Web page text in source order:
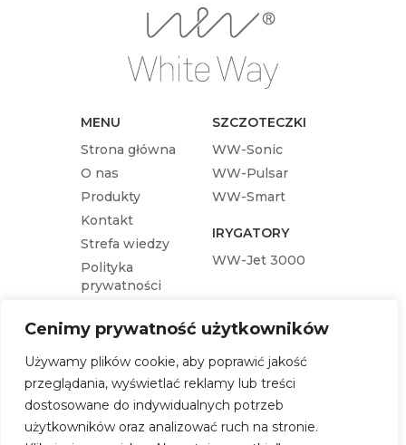
Cenimy prywatność użytkowników
Używamy plików cookie, aby poprawić jakość
przeglądania, wyświetlać reklamy lub treści
dostosowane do indywidualnych potrzeb
użytkowników oraz analizować ruch na stronie.
MENU
Strona główna
O nas
Produkty
Kontakt
Strefa wiedzy
Polityka
prywatności
SZCZOTECZKI
WW-Sonic
WW-Pulsar
WW-Smart
IRYGATORY
WW-Jet 3000
KOŃCÓWKI
Końcówka wymienna WW-Sonic
Końcówka wymienna WW-Jet 3000
Końcówka wymienna WW-Smart